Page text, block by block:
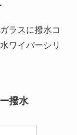
ラスに撥水コ
ワイパーシリ
撥水